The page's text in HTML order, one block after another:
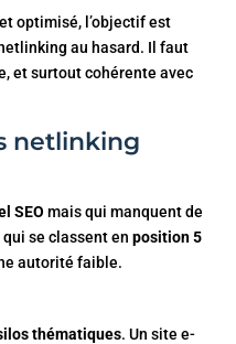
optimisé, l’objectif est
au hasard. Il faut
et surtout cohérente avec
netlinking
SEO mais qui manquent de
qui se classent enposition 5
autorité faible.
thématiques. Un site e-